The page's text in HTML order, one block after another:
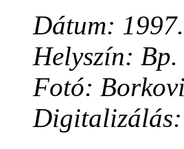
Dátum:
Helyszín:
Fotó:
Digitalizálás: